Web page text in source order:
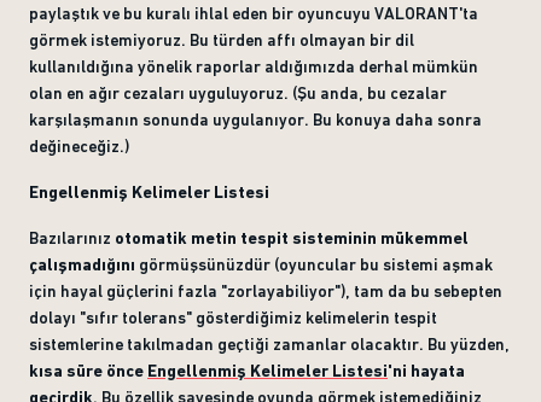
paylaştık ve bu kuralı ihlal eden bir oyuncuyu VALORANT'ta
görmek istemiyoruz. Bu türden affı olmayan bir dil
kullanıldığına yönelik raporlar aldığımızda derhal mümkün
olan en ağır cezaları uyguluyoruz. (Şu anda, bu cezalar
karşılaşmanın sonunda uygulanıyor. Bu konuya daha sonra
değineceğiz.)
Engellenmiş Kelimeler Listesi
Bazılarınız otomatik metin tespit sisteminin mükemmel
çalışmadığını görmüşsünüzdür (oyuncular bu sistemi aşmak
için hayal güçlerini fazla "zorlayabiliyor"), tam da bu sebepten
dolayı "sıfır tolerans" gösterdiğimiz kelimelerin tespit
sistemlerine takılmadan geçtiği zamanlar olacaktır. Bu yüzden,
kısa süre önce Engellenmiş Kelimeler Listesi'ni hayata
geçirdik. Bu özellik sayesinde oyunda görmek istemediğiniz